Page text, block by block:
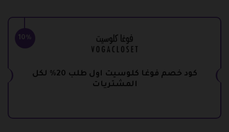
10%
كود خصم فوغا كلوسيت اول طلب 20% لكل
المشتريات